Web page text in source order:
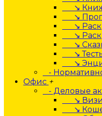
↘
↘
↘
↘
↘
↘
↘
-
Офис +
- Деловые
↘
↘